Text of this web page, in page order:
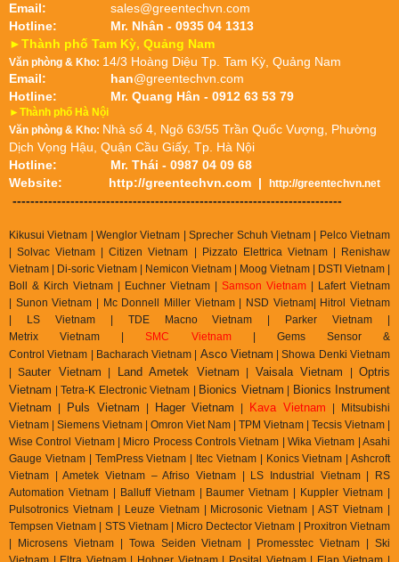
Email:
sales@greentechvn.com
Hotline:
Mr. Nhân - 0935 04 1313
►Thành phố Tam Kỳ, Quảng Nam
Văn phòng & Kho: 14/3 Hoàng Diệu Tp. Tam Kỳ, Quảng Nam
Email:
han@greentechvn.com
Hotline:
Mr. Quang Hân - 0912 63 53 79
►Thành phố Hà Nội
Văn phòng & Kho: Nhà số 4, Ngõ 63/55 Trần Quốc Vượng, Phường
Dịch Vọng Hậu, Quận Cầu Giấy, Tp. Hà Nội
Hotline:
Mr. Thái - 0987 04 09 68
Website: http://greentechvn.com | http://greentechvn.net
--------------------------------------------------------------------------
Kikusui Vietnam | Wenglor Vietnam | Sprecher Schuh Vietnam |
Pelco Vietnam
| Solvac Vietnam | Citizen Vietnam |
Pizzato Elettrica Vietnam| Renishaw
Vietnam | Di-soric Vietnam |
Nemicon Vietnam | Moog Vietnam | DSTI Vietnam |
Boll & Kirch Vietnam | Euchner Vietnam | Samson Vietnam | Lafert Vietnam
| Sunon Vietnam | Mc Donnell Miller Vietnam | NSD Vietnam| Hitrol Vietnam
| LS Vietnam | TDE Macno Vietnam | Parker Vietnam |
MetrixVietnam |SMC Vietnam| Gems Sensor &
ControlVietnam Bacharach Vietnam | Asco Vietnam |Showa Denki Vietnam
| Sauter Vietnam Land Ametek Vietnam Vaisala Vietnam |Optris
Vietnam | Tetra-K Electronic Vietnam | Bionics Vietnam
Bionics Instrument
Vietnam
Puls Vietnam Hager Vietnam Kava Vietnam | Mitsubishi
Vietnam | Siemens Vietnam | Omron Viet Nam | TPM Vietnam | Tecsis Vietnam |
Wise Control Vietnam | Micro Process Controls Vietnam | Wika Vietnam | Asahi
Gauge Vietnam | TemPress Vietnam | Itec Vietnam | Konics Vietnam | Ashcroft
Vietnam | Ametek Vietnam – Afriso Vietnam | LS Industrial Vietnam | RS
Automation Vietnam | Balluff Vietnam | Baumer Vietnam | Kuppler Vietnam |
Pulsotronics Vietnam | Leuze Vietnam | Microsonic Vietnam | AST Vietnam |
Tempsen Vietnam | STS Vietnam | Micro Dectector Vietnam | Proxitron Vietnam
| Microsens Vietnam | Towa Seiden Vietnam | Promesstec Vietnam | Ski